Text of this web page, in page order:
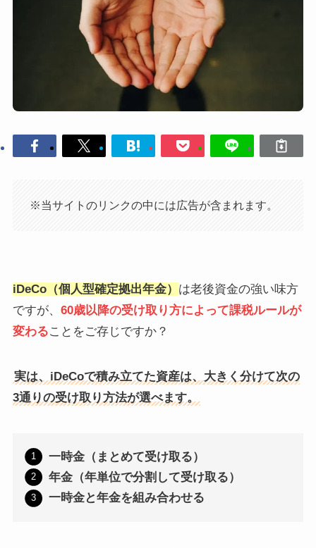
※当サイトのリンクの中には広告が含まれます。
iDeCo（個人型確定拠出年金） は老後資金の強い味方
ですが、 60歳以降の受け取り方によって課税ルールが
変わることをご存じですか？
実は、iDeCoで積み立てた資産は、大きく分けて次の
3通りの受け取り方法が選べます。
一時金（まとめて受け取る）
年金（年単位で分割して受け取る）
一時金と年金を組み合わせる